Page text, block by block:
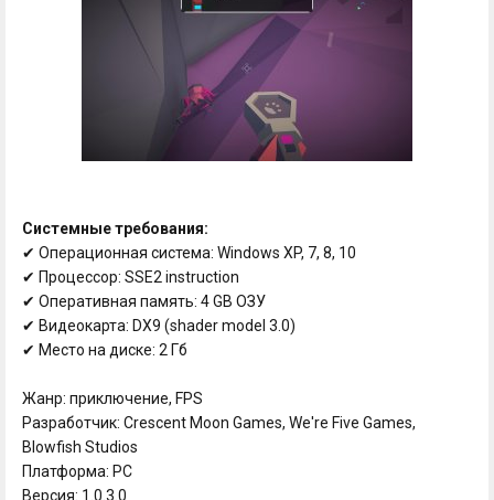
Системные требования:
✔ Операционная система: Windows XP, 7, 8, 10
✔ Процессор: SSE2 instruction
✔ Оперативная память: 4 GB ОЗУ
✔ Видеокарта: DX9 (shader model 3.0)
✔ Место на диске: 2 Гб
Жанр: приключение, FPS
Разработчик: Crescent Moon Games, We're Five Games,
Blowfish Studios
Платформа: PC
Версия: 1.0.3.0